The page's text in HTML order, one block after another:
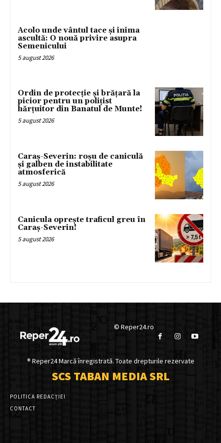
Acolo unde vântul tace și inima
ascultă: O nouă privire asupra
Semenicului
5 august 2026
Ordin de protecție și brățară la
picior pentru un polițist
hărțuitor din Banatul de Munte!
5 august 2026
Caraș-Severin: roșu de caniculă
și galben de instabilitate
atmosferică
5 august 2026
Canicula oprește traficul greu în
Caraș-Severin!
5 august 2026
© Reper24.ro
® Reper24 Marcă înregistrată. Toate drepturile rezervate
SCS TABAN MEDIA SRL
POLITICA REDACȚIEI
CONTACT